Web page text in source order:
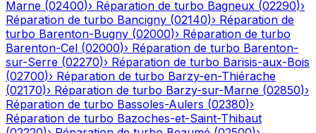
Marne (02400)› Réparation de turbo Bagneux (02290)›
Réparation de turbo Bancigny (02140)› Réparation de
turbo Barenton-Bugny (02000)› Réparation de turbo
Barenton-Cel (02000)› Réparation de turbo Barenton-
sur-Serre (02270)› Réparation de turbo Barisis-aux-Bois
(02700)› Réparation de turbo Barzy-en-Thiérache
(02170)› Réparation de turbo Barzy-sur-Marne (02850)›
Réparation de turbo Bassoles-Aulers (02380)›
Réparation de turbo Bazoches-et-Saint-Thibaut